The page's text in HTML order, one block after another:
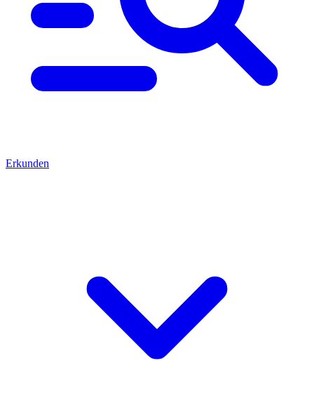
Erkunden